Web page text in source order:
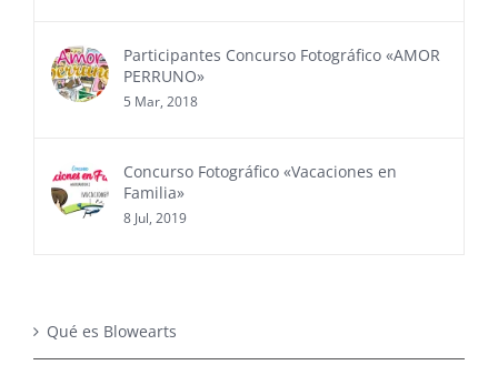
Participantes Concurso Fotográfico «AMOR
PERRUNO»
5 Mar, 2018
Concurso Fotográfico «Vacaciones en
Familia»
8 Jul, 2019
Qué es Blowearts